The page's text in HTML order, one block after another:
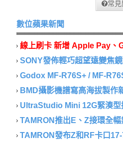
常見
數位蘋果新聞
線上刷卡 新增 Apple Pay
SONY發佈輕巧超望遠變焦
Godox MF-R76S+ / MF-
BMD攝影機譜寫高海拔製作
UltraStudio Mini 12G緊湊型
TAMRON推出E、Z接環全
TAMRON發布Z和RF卡口